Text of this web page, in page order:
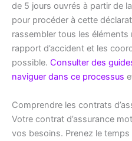
de 5 jours ouvrés à partir de
pour procéder à cette
rassembler tous les éléments
rapport d’accident et les
possible. Consulter des
naviguer dans ce processus
Comprendre les contrats
Votre contrat d’assurance
vos besoins. Prenez le